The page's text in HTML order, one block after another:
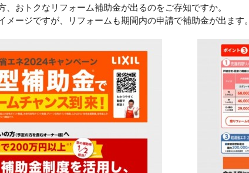
、おトクなリフォーム補助金が出るのをご存知ですか。
メージですが、リフォームも期間内の申請で補助金が出ます。